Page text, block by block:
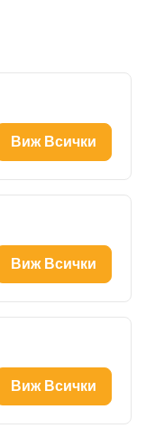
Виж Всички
Виж Всички
Виж Всички